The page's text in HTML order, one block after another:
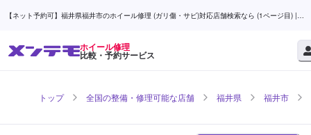
【ネット予約可】福井県福井市のホイール修理 (ガリ傷・サビ)対応店舗検索なら (1ページ目) |
ホイール修理
比較・予約サービス
トップ 全国の整備・修理可能な店舗 福井県 福井市